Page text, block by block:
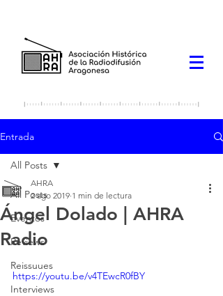
Entrada
All Posts
Eventos
Reviews
Reissuues
Interviews
All Posts
Ángel Dolado | AHRA
Radio
AHRA
2 ago 2019 1 min de lectura
https://youtu.be/v4TEwcR0fBY